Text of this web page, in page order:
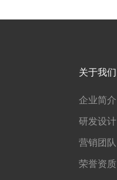
关于我们
企业简介
研发设计
营销团队
荣誉资质